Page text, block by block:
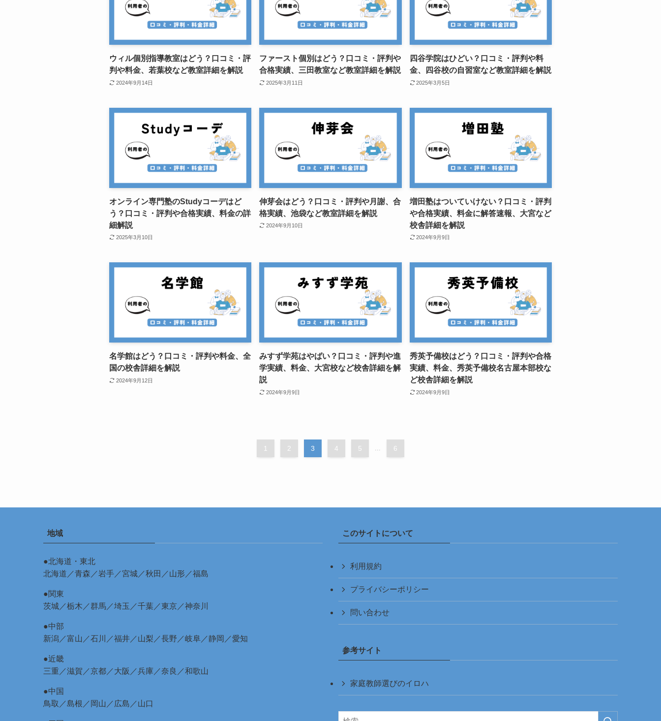
ウィル個別指導教室はどう？口コミ・評
判や料金、若葉校など教室詳細を解説
2024年9月14日
ファースト個別はどう？口コミ・評判や
合格実績、三田教室など教室詳細を解説
2025年3月11日
四谷学院はひどい？口コミ・評判や料
金、四谷校の自習室など教室詳細を解説
2025年3月5日
オンライン専門塾のStudyコーデはど
う？口コミ・評判や合格実績、料金の詳
細解説
2025年3月10日
伸芽会はどう？口コミ・評判や月謝、合
格実績、池袋など教室詳細を解説
2024年9月10日
増田塾はついていけない？口コミ・評判
や合格実績、料金に解答速報、大宮など
校舎詳細を解説
2024年9月9日
名学館はどう？口コミ・評判や料金、全
国の校舎詳細を解説
2024年9月12日
みすず学苑はやばい？口コミ・評判や進
学実績、料金、大宮校など校舎詳細を解
説
2024年9月9日
秀英予備校はどう？口コミ・評判や合格
実績、料金、秀英予備校名古屋本部校な
ど校舎詳細を解説
2024年9月9日
1 2 3 4 5 6
地域
●北海道・東北
北海道 ／青森 ／岩手 ／宮城 ／秋田 ／山形 ／福島
●関東
茨城 ／栃木 ／群馬 ／埼玉 ／千葉 ／東京 ／神奈川
●中部
新潟 ／富山 ／石川 ／福井 ／山梨 ／長野 ／岐阜 ／静岡 ／愛知
●近畿
三重 ／滋賀 ／京都 ／大阪 ／兵庫 ／奈良 ／和歌山
●中国
鳥取 ／島根 ／ 岡山 ／ 広島 ／山口
このサイトについて
利用規約
プライバシーポリシー
問い合わせ
参考サイト
家庭教師選びのイロハ